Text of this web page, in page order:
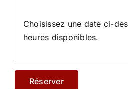
Choisissez une date ci-
heures disponibles.
Réserver